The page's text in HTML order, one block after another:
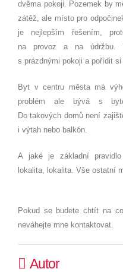
dvěma pokoji. Pozemek by
zátěž, ale místo pro
je nejlepším řešením,
na provoz a na údržbu.
s prázdnými pokoji a pořídit
Byt v centru města má
problém ale bývá s
Do takových domů není
i výtah nebo balkón.
A jaké je základní
lokalita, lokalita. Vše ostatní
Pokud se budete chtít na
neváhejte mne kontaktovat.
Autor